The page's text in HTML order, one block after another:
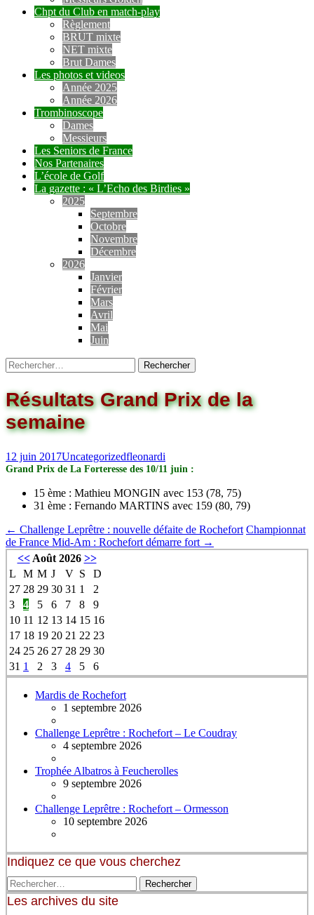
Chpt du Club en match-play
Règlement
BRUT mixte
NET mixte
Brut Dames
Les photos et videos
Année 2025
Année 2026
Trombinoscope
Dames
Messieurs
Les Seniors de France
Nos Partenaires
L’école de Golf
La gazette : « L’Echo des Birdies »
2025
Septembre
Octobre
Novembre
Décembre
2026
Janvier
Février
Mars
Avril
Mai
Juin
Résultats Grand Prix de la
semaine
12 juin 2017Uncategorizedfleonardi
Grand Prix de La Forteresse des 10/11 juin :
15 ème : Mathieu MONGIN avec 153 (78, 75)
31 ème : Fernando MARTINS avec 159 (80, 79)
← Challenge Leprêtre : nouvelle défaite de Rochefort Championnat
de France Mid-Am : Rochefort démarre fort →
<<Août 2026 >>
L
M M J V S
D
27 28 29 30 31 1
2
3
4 5 6 7 8
9
10 11 12 13 14 15 16
17 18 19 20 21 22 23
24 25 26 27 28 29 30
31 1 2 3 4 5 6
Mardis de Rochefort
1 septembre 2026
Challenge Leprêtre : Rochefort – Le Coudray
4 septembre 2026
Trophée Albatros à Feucherolles
9 septembre 2026
Challenge Leprêtre : Rochefort – Ormesson
10 septembre 2026
Indiquez ce que vous cherchez
Les archives du site